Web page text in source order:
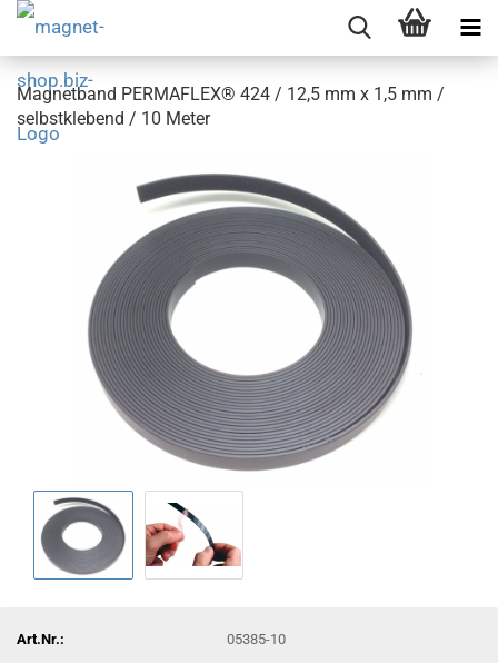
Magnetband PERMAFLEX® 424 / 12,5 mm x 1,5 mm /
selbstklebend / 10 Meter
Art.Nr.:
05385-10